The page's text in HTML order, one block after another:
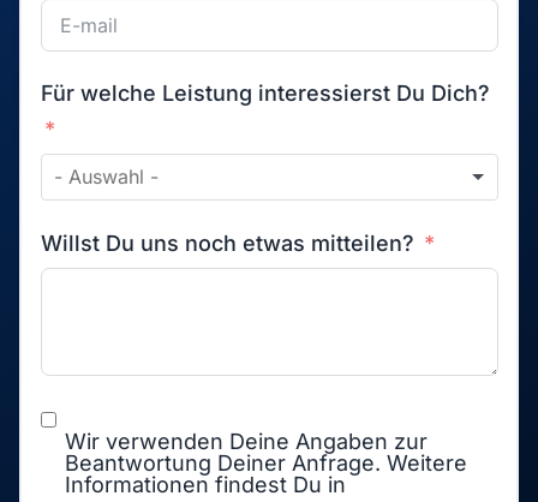
Für welche Leistung interessierst Du Dich?
Willst Du uns noch etwas mitteilen?
Wir verwenden Deine Angaben zur
Beantwortung Deiner Anfrage. Weitere
Informationen findest Du in